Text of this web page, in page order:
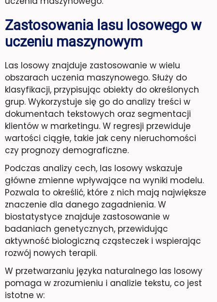
Zastosowania lasu losowego w
uczeniu maszynowym
Las losowy znajduje zastosowanie w wielu
obszarach uczenia maszynowego. Służy do
klasyfikacji, przypisując obiekty do określonych
grup. Wykorzystuje się go do analizy treści w
dokumentach tekstowych oraz segmentacji
klientów w marketingu. W regresji przewiduje
wartości ciągłe, takie jak ceny nieruchomości
czy prognozy demograficzne.
Podczas analizy cech, las losowy wskazuje
główne zmienne wpływające na wyniki modelu.
Pozwala to określić, które z nich mają największe
znaczenie dla danego zagadnienia. W
biostatystyce znajduje zastosowanie w
badaniach genetycznych, przewidując
aktywność biologiczną cząsteczek i wspierając
rozwój nowych terapii.
W przetwarzaniu języka naturalnego las losowy
pomaga w zrozumieniu i analizie tekstu, co jest
istotne w: